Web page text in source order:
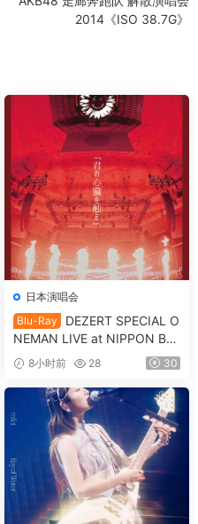
2014《ISO 38.7G》
日本演唱会
Blu-Ray
DEZERT SPECIAL O
NEMAN LIVE at NIPPON BU
DOKAN Kimi no shinzou o sa
waru 「君の心臓を触る」[20
25.05.14] [BDISO 41.1GB]
8小时前 28 30